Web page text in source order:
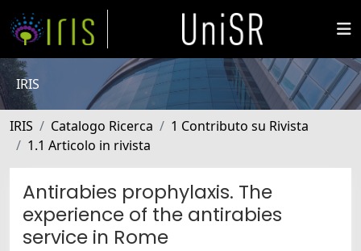
IRIS
IRIS Catalogo Ricerca
1 Contributo su Rivista
1.1 Articolo in rivista
Antirabies prophylaxis. The
experience of the antirabies
service in Rome